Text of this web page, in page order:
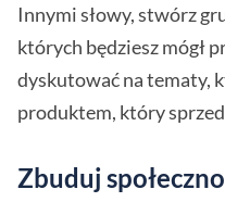
Innymi słowy, stwórz
których będziesz mógł
dyskutować na tematy,
produktem, który
Zbuduj